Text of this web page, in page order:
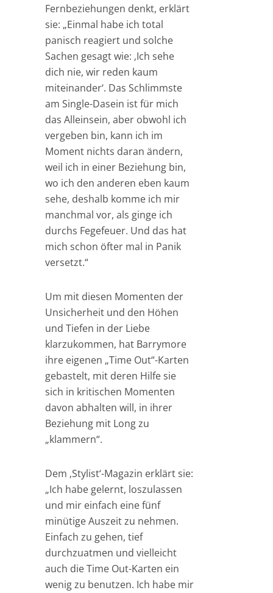
Fernbeziehungen denkt, erklärt
sie: „Einmal habe ich total
panisch reagiert und solche
Sachen gesagt wie: ‚Ich sehe
dich nie, wir reden kaum
miteinander‘. Das Schlimmste
am Single-Dasein ist für mich
das Alleinsein, aber obwohl ich
vergeben bin, kann ich im
Moment nichts daran ändern,
weil ich in einer Beziehung bin,
wo ich den anderen eben kaum
sehe, deshalb komme ich mir
manchmal vor, als ginge ich
durchs Fegefeuer. Und das hat
mich schon öfter mal in Panik
versetzt.“
Um mit diesen Momenten der
Unsicherheit und den Höhen
und Tiefen in der Liebe
klarzukommen, hat Barrymore
ihre eigenen „Time Out“-Karten
gebastelt, mit deren Hilfe sie
sich in kritischen Momenten
davon abhalten will, in ihrer
Beziehung mit Long zu
„klammern“.
Dem ‚Stylist‘-Magazin erklärt sie:
„Ich habe gelernt, loszulassen
und mir einfach eine fünf
minütige Auszeit zu nehmen.
Einfach zu gehen, tief
durchzuatmen und vielleicht
auch die Time Out-Karten ein
wenig zu benutzen. Ich habe mir